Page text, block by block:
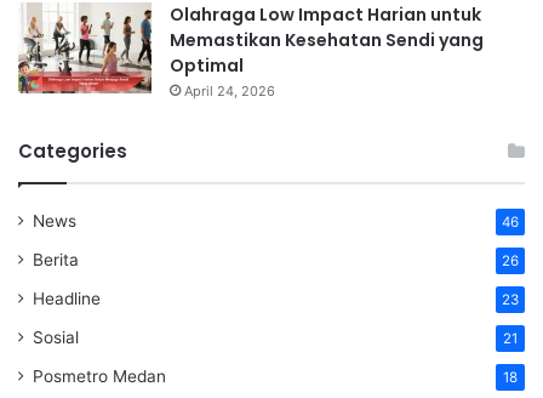
Olahraga Low Impact Harian untuk
Memastikan Kesehatan Sendi yang
Optimal
April 24, 2026
Categories
News 46
Berita 26
Headline 23
Sosial 21
Posmetro Medan 18